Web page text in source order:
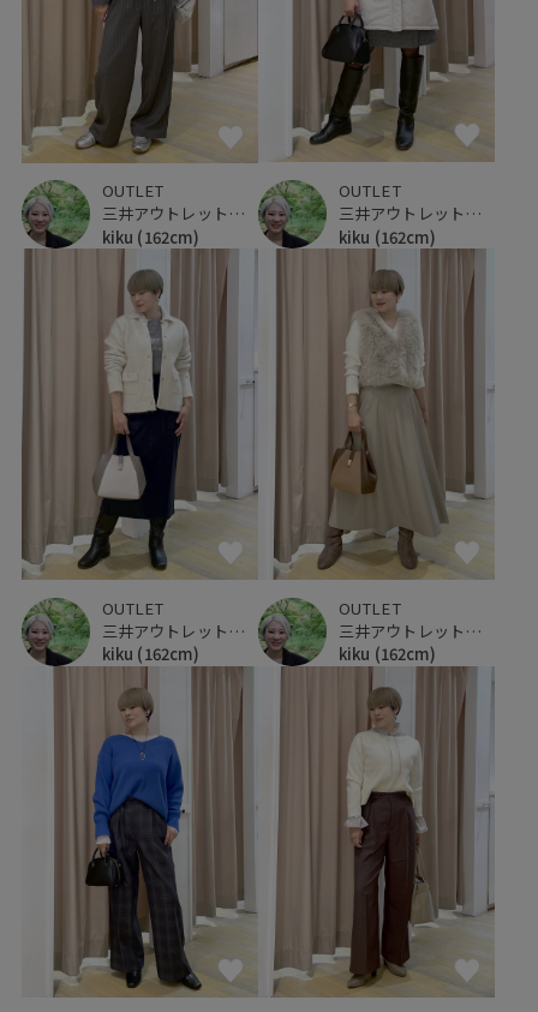
OUTLET
三井アウトレットパーク 仙台港
kiku (162cm)
OUTLET
三井アウトレットパーク 仙台港
kiku (162cm)
OUTLET
三井アウトレットパーク 仙台港
kiku (162cm)
OUTLET
三井アウトレットパーク 仙台港
kiku (162cm)